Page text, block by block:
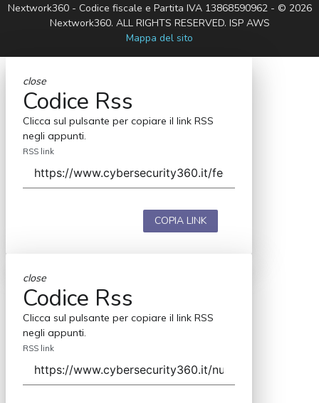
Nextwork360 - Codice fiscale e Partita IVA 13868590962 - © 2026
Nextwork360. ALL RIGHTS RESERVED. ISP AWS
Mappa del sito
close
Codice Rss
Clicca sul pulsante per copiare il link RSS
negli appunti.
RSS link
COPIA LINK
close
Codice Rss
Clicca sul pulsante per copiare il link RSS
negli appunti.
RSS link